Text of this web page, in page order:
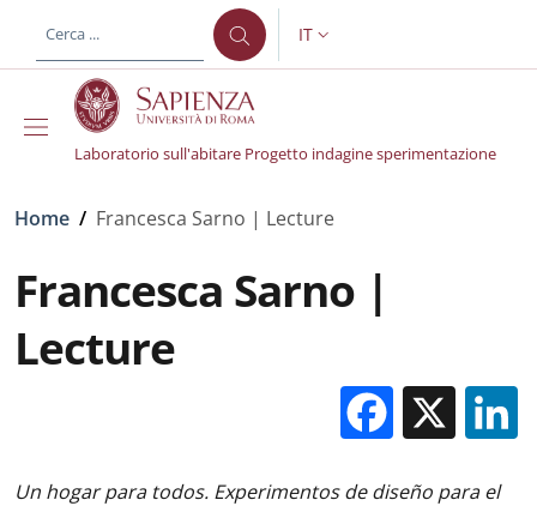
al contenuto principale
SELETTORE LINGUA:
IT
Laboratorio sull'abitare Progetto indagine sperimentazione
Briciole di pane
Home / Francesca Sarno | Lecture
Francesca Sarno |
Lecture
X
Un hogar para todos. Experimentos de diseño para el